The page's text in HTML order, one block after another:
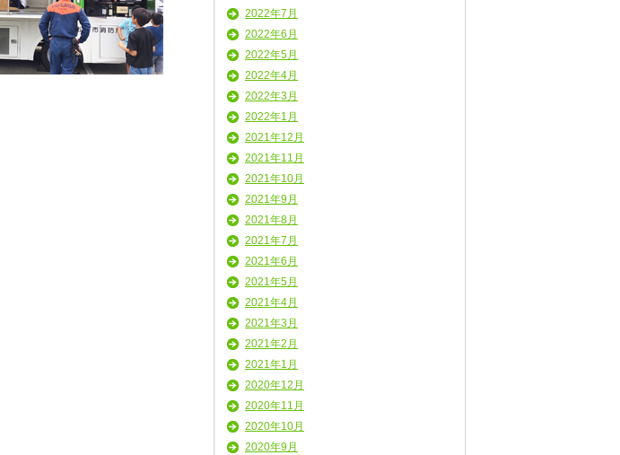
2022年7月
2022年6月
2022年5月
2022年4月
2022年3月
2022年1月
2021年12月
2021年11月
2021年10月
2021年9月
2021年8月
2021年7月
2021年6月
2021年5月
2021年4月
2021年3月
2021年2月
2021年1月
2020年12月
2020年11月
2020年10月
2020年9月